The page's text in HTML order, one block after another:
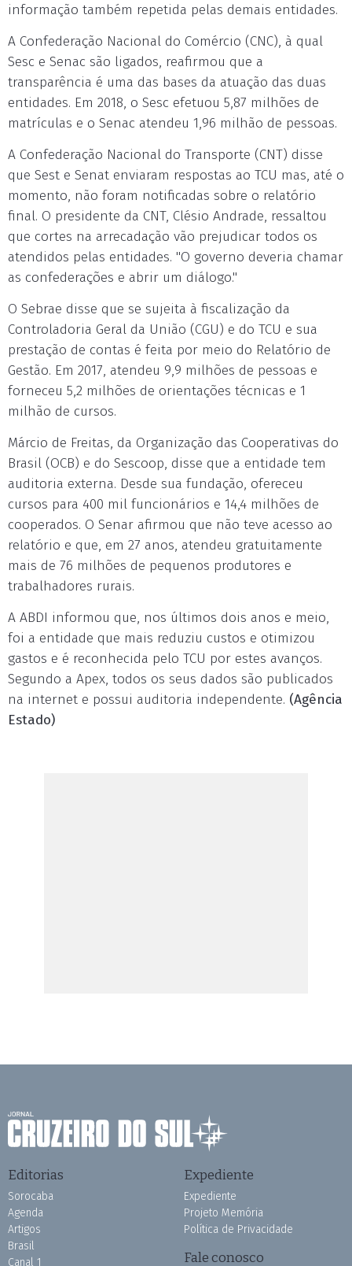
informação também repetida pelas demais entidades.
A Confederação Nacional do Comércio (CNC), à qual
Sesc e Senac são ligados, reafirmou que a
transparência é uma das bases da atuação das duas
entidades. Em 2018, o Sesc efetuou 5,87 milhões de
matrículas e o Senac atendeu 1,96 milhão de pessoas.
A Confederação Nacional do Transporte (CNT) disse
que Sest e Senat enviaram respostas ao TCU mas, até o
momento, não foram notificadas sobre o relatório
final. O presidente da CNT, Clésio Andrade, ressaltou
que cortes na arrecadação vão prejudicar todos os
atendidos pelas entidades. "O governo deveria chamar
as confederações e abrir um diálogo."
O Sebrae disse que se sujeita à fiscalização da
Controladoria Geral da União (CGU) e do TCU e sua
prestação de contas é feita por meio do Relatório de
Gestão. Em 2017, atendeu 9,9 milhões de pessoas e
forneceu 5,2 milhões de orientações técnicas e 1
milhão de cursos.
Márcio de Freitas, da Organização das Cooperativas do
Brasil (OCB) e do Sescoop, disse que a entidade tem
auditoria externa. Desde sua fundação, ofereceu
cursos para 400 mil funcionários e 14,4 milhões de
cooperados. O Senar afirmou que não teve acesso ao
relatório e que, em 27 anos, atendeu gratuitamente
mais de 76 milhões de pequenos produtores e
trabalhadores rurais.
A ABDI informou que, nos últimos dois anos e meio,
foi a entidade que mais reduziu custos e otimizou
gastos e é reconhecida pelo TCU por estes avanços.
Segundo a Apex, todos os seus dados são publicados
na internet e possui auditoria independente. (Agência
Estado)
Editorias
Sorocaba
Agenda
Artigos
Brasil
Canal 1
Expediente
Expediente
Projeto Memória
Política de Privacidade
Fale conosco